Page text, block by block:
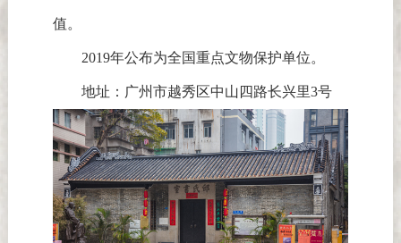
值。
2019年公布为全国重点文物保护单位。
地址：广州市越秀区中山四路长兴里3号